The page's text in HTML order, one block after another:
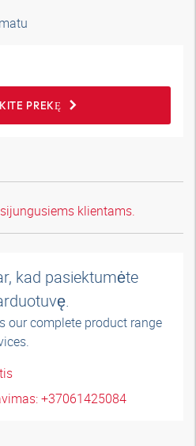
PREKĘ
klientams.
kad pasiektumėte
our complete product range
+37061425084